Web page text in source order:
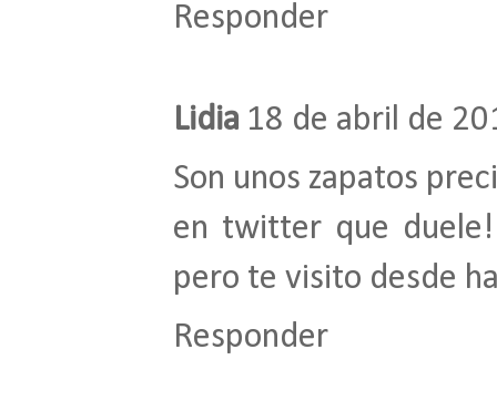
Responder
Lidia 18 de abril de
Son unos zapatos
en twitter que
pero te visito desde
Responder